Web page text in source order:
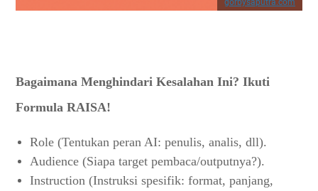
gorbysaputra.com
Bagaimana Menghindari Kesalahan Ini? Ikuti
Formula RAISA!
Role (Tentukan peran AI: penulis, analis, dll).
Audience (Siapa target pembaca/outputnya?).
Instruction (Instruksi spesifik: format, panjang,